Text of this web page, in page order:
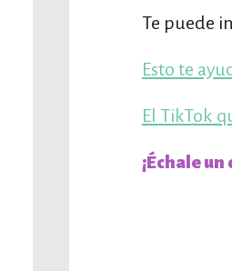
Te puede
Esto te
El TikTok
¡Échale un